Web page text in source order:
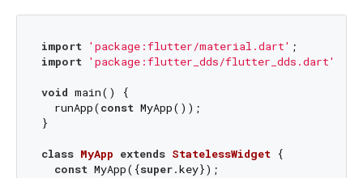
import 'package:flutter/material.dart'
import 'package:flutter_dds/flutter_dds.dart'
void main() {
  runApp(
const MyApp());
}
class MyApp extends StatelessWidget {
const MyApp({super.key});